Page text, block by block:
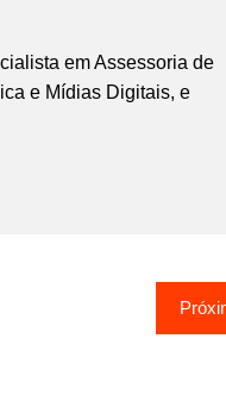
em Assessoria de
e Mídias Digitais, e